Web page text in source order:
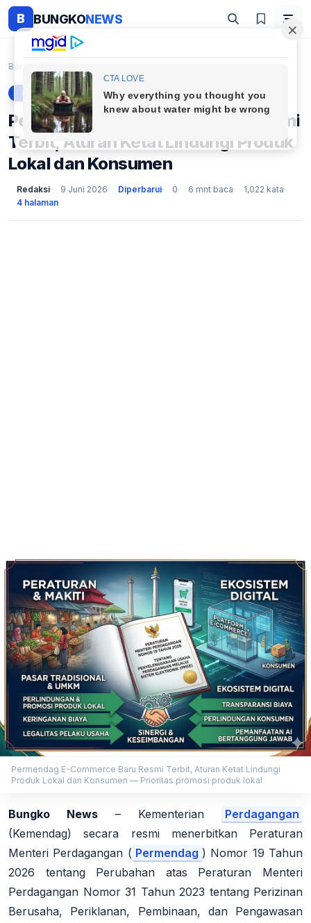
B BUNGKONEWS
Beranda
BERITA
Permendag E-Commerce Baru Resmi
Terbit, Aturan Ketat Lindungi Produk
Lokal dan Konsumen
Redaksi 9 Juni 2026 Diperbarui 0 6 mnt baca
1,022 kata
4 halaman
Permendag E-Commerce Baru Resmi Terbit, Aturan Ketat Lindungi
Produk Lokal dan Konsumen — Prioritas promosi produk lokal
Bungko News – Kementerian
Perdagangan
(Kemendag) secara resmi menerbitkan Peraturan
Menteri Perdagangan ( Permendag ) Nomor 19 Tahun
2026 tentang Perubahan atas Peraturan Menteri
Perdagangan Nomor 31 Tahun 2023 tentang Perizinan
Berusaha, Periklanan, Pembinaan, dan Pengawasan